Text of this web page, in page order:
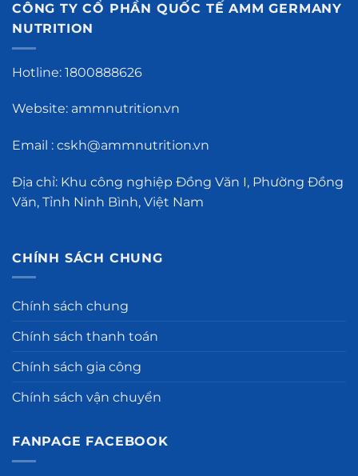
CÔNG TY CỔ PHẦN QUỐC TẾ AMM GERMANY
NUTRITION
Hotline: 1800888626
Website: ammnutrition.vn
Email : cskh@ammnutrition.vn
Địa chỉ: Khu công nghiệp Đồng Văn I, Phường Đồng
Văn, Tỉnh Ninh Bình, Việt Nam
CHÍNH SÁCH CHUNG
Chính sách chung
Chính sách thanh toán
Chính sách gia công
Chính sách vận chuyển
FANPAGE FACEBOOK